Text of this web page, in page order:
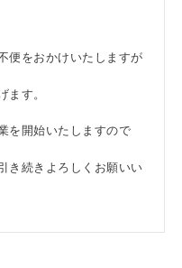
便をおかけいたしますが
ます。
を開始いたしますので
き続きよろしくお願いい